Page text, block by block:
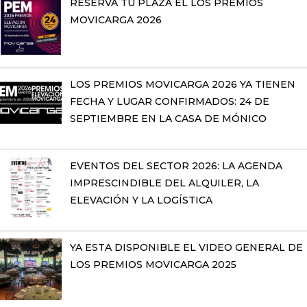
RESERVA TU PLAZA EL LOS PREMIOS
MOVICARGA 2026
LOS PREMIOS MOVICARGA 2026 YA TIENEN
FECHA Y LUGAR CONFIRMADOS: 24 DE
SEPTIEMBRE EN LA CASA DE MÓNICO
EVENTOS DEL SECTOR 2026: LA AGENDA
IMPRESCINDIBLE DEL ALQUILER, LA
ELEVACIÓN Y LA LOGÍSTICA
YA ESTA DISPONIBLE EL VIDEO GENERAL DE
LOS PREMIOS MOVICARGA 2025